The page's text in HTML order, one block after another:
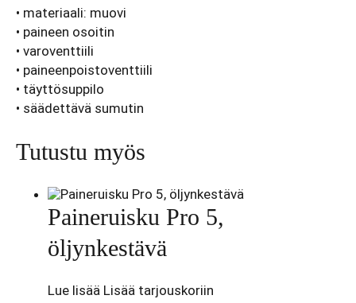
• materiaali: muovi
• paineen osoitin
• varoventtiili
• paineenpoistoventtiili
• täyttösuppilo
• säädettävä sumutin
Tutustu myös
Paineruisku Pro 5,
öljynkestävä
Lue lisää Lisää tarjouskoriin